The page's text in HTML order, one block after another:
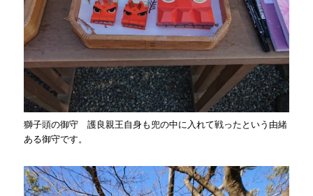
獅子頭の御守 護良親王自身も兜の中に入れて戦ったという由緒
ある御守です。